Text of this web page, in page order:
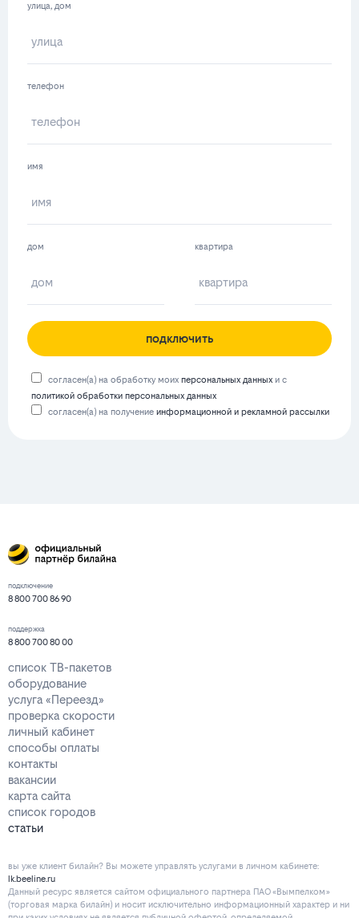
улица, дом
телефон
имя
дом квартира
подключить
согласен(а) на обработку моих персональных данных и с
политикой обработки персональных данных
согласен(а) на получение информационной и рекламной рассылки
подключение
8 800 700 86 90
поддержка
8 800 700 80 00
список ТВ-пакетов
оборудование
услуга «Переезд»
проверка скорости
личный кабинет
способы оплаты
контакты
вакансии
карта сайта
список городов
статьи
вы уже клиент билайн? Вы можете управлять услугами в личнoм кaбинeтe:
lk.beeline.ru
Данный ресурс является сайтом официального партнера ПАО «Вымпелком»
(торговая марка билайн) и носит исключительно информационный характер и ни